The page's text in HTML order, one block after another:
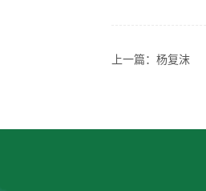
上一篇： 杨复沫